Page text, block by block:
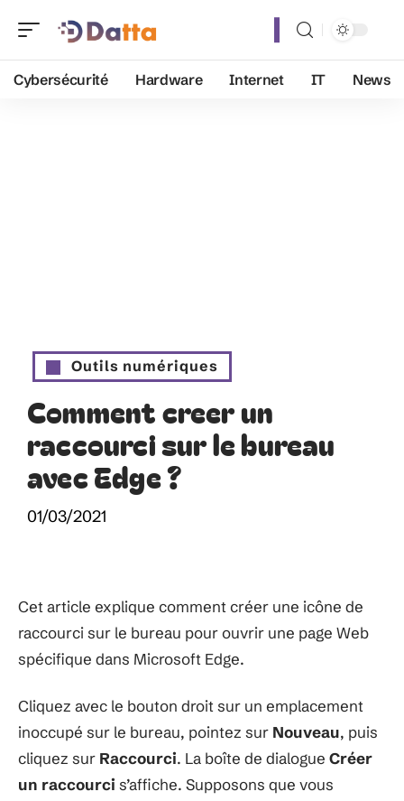
Cybersécurité Hardware Internet IT News
Outils numériques
Comment creer un
raccourci sur le bureau
avec Edge ?
01/03/2021
Cet article explique comment créer une icône de
raccourci sur le bureau pour ouvrir une page Web
spécifique dans Microsoft Edge.
Cliquez avec le bouton droit sur un emplacement
inoccupé sur le bureau, pointez sur Nouveau, puis
cliquez sur Raccourci. La boîte de dialogue Créer
un raccourci s’affiche. Supposons que vous